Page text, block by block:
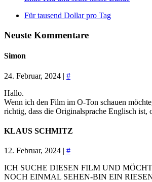
Für tausend Dollar pro Tag
Neuste Kommentare
Simon
24. Februar, 2024 | #
Hallo.
Wenn ich den Film im O-Ton schauen
richtig, dass die Originalsprache Englisch ist,
KLAUS SCHMITZ
12. Februar, 2024 | #
ICH SUCHE DIESEN FILM UND
NOCH EINMAL SEHEN-BIN EIN